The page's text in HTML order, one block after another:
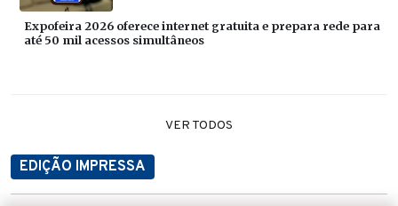
Expofeira 2026 oferece internet gratuita e prepara rede para
até 50 mil acessos simultâneos
VER TODOS
EDIÇÃO IMPRESSA